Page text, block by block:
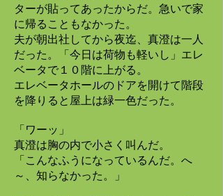
ターが貼ってあったからだ。急いで家
に帰ることもなかった。
夫が朝出社してから夜迄、真澄は一人
だった。「今日は荷物も軽いし」エレ
ベータで１０階に上がる。
エレベータホールのドアを開けて階段
を降りると屋上は緑一色だった。
「ワーッ」
真澄は胸の内で小さく叫んだ。
「こんなふうになっているんだ。へ
～、知らなかった。」